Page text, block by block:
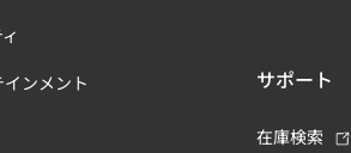
ンメント
サポート
在庫検索